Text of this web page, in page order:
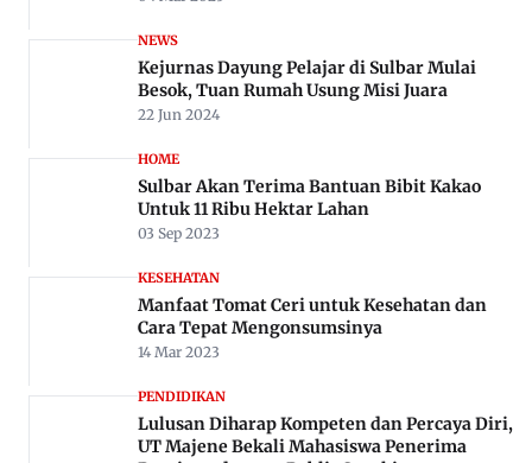
NEWS
Kejurnas Dayung Pelajar di Sulbar Mulai
Besok, Tuan Rumah Usung Misi Juara
22 Jun 2024
HOME
Sulbar Akan Terima Bantuan Bibit Kakao
Untuk 11 Ribu Hektar Lahan
03 Sep 2023
KESEHATAN
Manfaat Tomat Ceri untuk Kesehatan dan
Cara Tepat Mengonsumsinya
14 Mar 2023
PENDIDIKAN
Lulusan Diharap Kompeten dan Percaya Diri,
UT Majene Bekali Mahasiswa Penerima